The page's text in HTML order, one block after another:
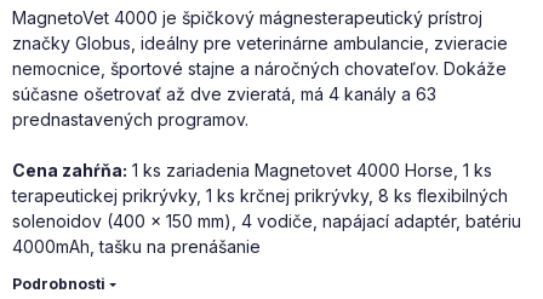
MagnetoVet 4000 je špičkový mágnesterapeutický prístroj
značky Globus, ideálny pre veterinárne ambulancie, zvieracie
nemocnice, športové stajne a náročných chovateľov. Dokáže
súčasne ošetrovať až dve zvieratá, má 4 kanály a 63
prednastavených programov.
Cena zahŕňa: 1 ks zariadenia Magnetovet 4000 Horse, 1 ks
terapeutickej prikrývky, 1 ks krčnej prikrývky, 8 ks flexibilných
solenoidov (400 × 150 mm), 4 vodiče, napájací adaptér, batériu
4000mAh, tašku na prenášanie
Podrobnosti